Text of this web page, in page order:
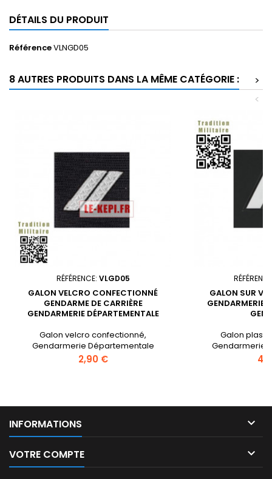
DÉTAILS DU PRODUIT
RéférenceVLNGD05
8 AUTRES PRODUITS DANS LA MÊME CATÉGORIE :
>
<
RÉFÉRENCE: VLGD05
GALON VELCRO CONFECTIONNÉ
GENDARME DE CARRIÈRE
GENDARMERIE DÉPARTEMENTALE
Galon velcro confectionné,
Gendarmerie Départementale
Gendarme de Carrière. Gendarmerie
Prix
2,90 €
GALON SUR
GENDARMERIE
Galon
Gendarmerie
Prix
INFORMATIONS 
VOTRE COMPTE 